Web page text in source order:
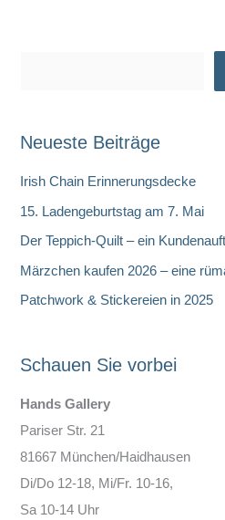
h
Neueste Beiträge
Irish Chain Erinnerungsdecke
15. Ladengeburtstag am 7. Mai
Der Teppich-Quilt – ein
Märzchen kaufen 2026 – eine
Patchwork & Stickereien in 2025
Schauen Sie vorbei
Hands Gallery
Pariser Str. 21
81667 München/Haidhausen
Di/Do 12-18, Mi/Fr. 10-16,
Sa 10-14 Uhr